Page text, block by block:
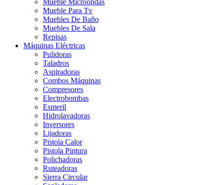
Mueble Microondas
Mueble Para Tv
Muebles De Baño
Muebles De Sala
Repisas
Máquinas Eléctricas
Pulidoras
Taladros
Aspiradoras
Combos Máquinas
Compresores
Electrobombas
Esmeril
Hidrolavadoras
Inversores
Lijadoras
Pistola Calor
Pistola Pintura
Polichadoras
Ruteadoras
Sierra Circular